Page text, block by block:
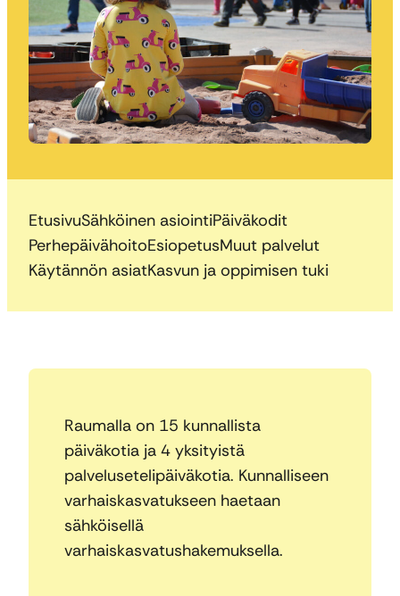
EtusivuSähköinen asiointiPäiväkodit
PerhepäivähoitoEsiopetusMuut palvelut
Käytännön asiatKasvun ja oppimisen tuki
Raumalla on 15 kunnallista
päiväkotia ja 4 yksityistä
palvelusetelipäiväkotia. Kunnalliseen
varhaiskasvatukseen haetaan
sähköisellä
varhaiskasvatushakemuksella.